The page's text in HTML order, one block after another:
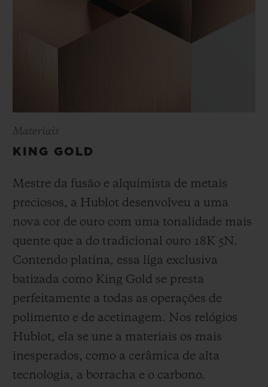
Materiais
KING GOLD
Mestre da fusão e alquimista de metais
preciosos, a Hublot desenvolveu a uma
nova cor de ouro com uma tonalidade mais
quente que a do tradicional ouro 18K 5N.
Contendo platina, essa liga exclusiva
batizada como King Gold se presta
perfeitamente a todas as operações de
polimento e de acetinagem. Nos relógios
Hublot, ela se une a materiais os mais
inesperados, como a cerâmica de alta
tecnologia, a borracha e o carbono.